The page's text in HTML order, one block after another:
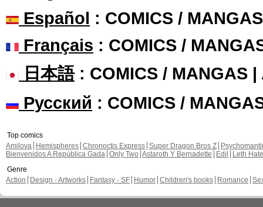
Español : COMICS /
Français : COMICS /
日本語: COMICS / MANGAS |
Русский : COMICS /
Top comics
Amilova
Hemispheres Chronoctis Express Super Dragon Bros Z
Bienvenidos A República Gada Only Two Astaroth Y Bernadette Edil
Leth Hate
Genre
Action
Design - Artworks Fantasy - SF Humor Children's books Romance